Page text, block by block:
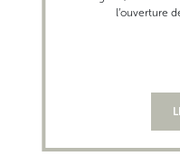
l’ouverture